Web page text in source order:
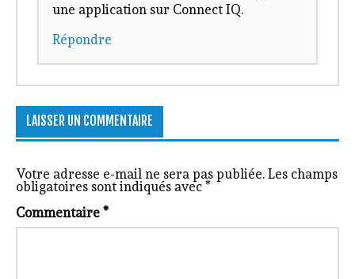
une application sur Connect IQ.
Répondre
LAISSER UN COMMENTAIRE
Votre adresse e-mail ne sera pas publiée. Les champs
obligatoires sont indiqués avec*
Commentaire*